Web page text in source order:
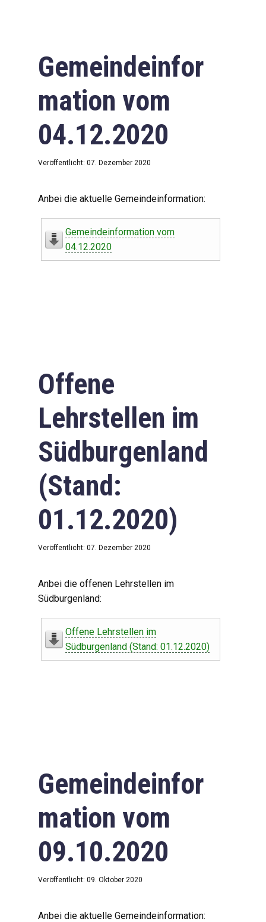
Gemeindeinfor
mation vom
04.12.2020
Veröffentlicht: 07. Dezember 2020
Anbei die aktuelle Gemeindeinformation:
Gemeindeinformation vom
04.12.2020
Offene
Lehrstellen im
Südburgenland
(Stand:
01.12.2020)
Veröffentlicht: 07. Dezember 2020
Anbei die offenen Lehrstellen im
Südburgenland:
Offene Lehrstellen im
Südburgenland (Stand: 01.12.2020)
Gemeindeinfor
mation vom
09.10.2020
Veröffentlicht: 09. Oktober 2020
Anbei die aktuelle Gemeindeinformation: